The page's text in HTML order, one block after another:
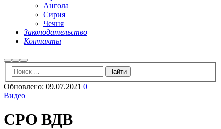
Ангола
Сирия
Чечня
Законодательство
Контакты
НайтиБольше
информации
Главное
меню
Обновлено: 09.07.2021 0
Видео
СРО ВДВ